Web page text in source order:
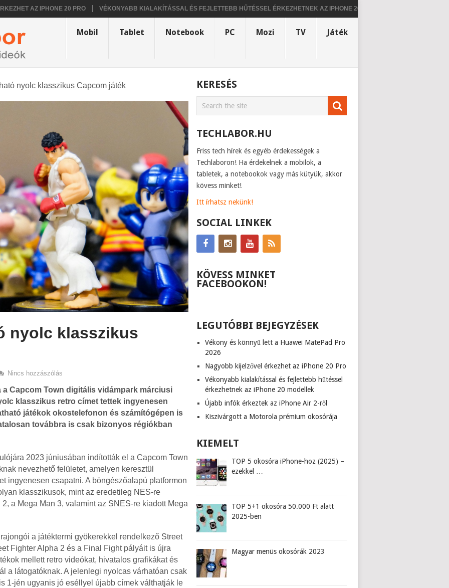
AZ IPHONE 20 PRO VÉKONYABB KIALAKÍTÁSSAL ÉS FEJLETTEBB HŰTÉSSEL ÉRKEZHETNEK AZ IPHONE 20 MODELLEK
Mobil Tablet Notebook PC Mozi TV Játék
nyolc klasszikus Capcom játék
nyolc klasszikus
Nincs hozzászólás
Capcom Town digitális vidámpark márciusi
klasszikus retro címet tettek ingyenesen
játékok okostelefonon és számítógépen is
továbbra is csak bizonyos régiókban
2023 júniusában indították el a Capcom Town
nevezhető felületet, amelyen keresztül
ingyenesen csapatni. A böngészőalapú platformon
klasszikusok, mint az eredetileg NES-re
a Mega Man 3, valamint az SNES-re kiadott Mega
a játéktermi gyökerekkel rendelkező Street
Fighter Alpha 2 és a Final Fight pályáit is újra
mellett retro videókat, hivatalos grafikákat és
a látogatóknak. A jelenlegi nyolcas várhatóan csak
1-jén ugyanis jó eséllyel újabb címek válthatják le
KERESÉS
TECHLABOR.HU
Friss tech hírek és egyéb érdekességek a
Techlaboron! Ha érdekelnek a mobilok, a
tabletek, a notebookok vagy más kütyük, akkor
kövess minket!
Itt írhatsz nekünk!
SOCIAL LINKEK
KÖVESS MINKET
FACEBOOKON!
LEGUTÓBBI BEJEGYZÉSEK
Vékony és könnyű lett a Huawei MatePad Pro
2026
Nagyobb kijelzővel érkezhet az iPhone 20 Pro
Vékonyabb kialakítással és fejlettebb hűtéssel
érkezhetnek az iPhone 20 modellek
Újabb infók érkeztek az iPhone Air 2-ről
Kiszivárgott a Motorola prémium okosórája
KIEMELT
TOP 5 okosóra iPhone-hoz (2025) –
ezekkel …
TOP 5+1 okosóra 50.000 Ft alatt
2025-ben
Magyar menüs okosórák 2023